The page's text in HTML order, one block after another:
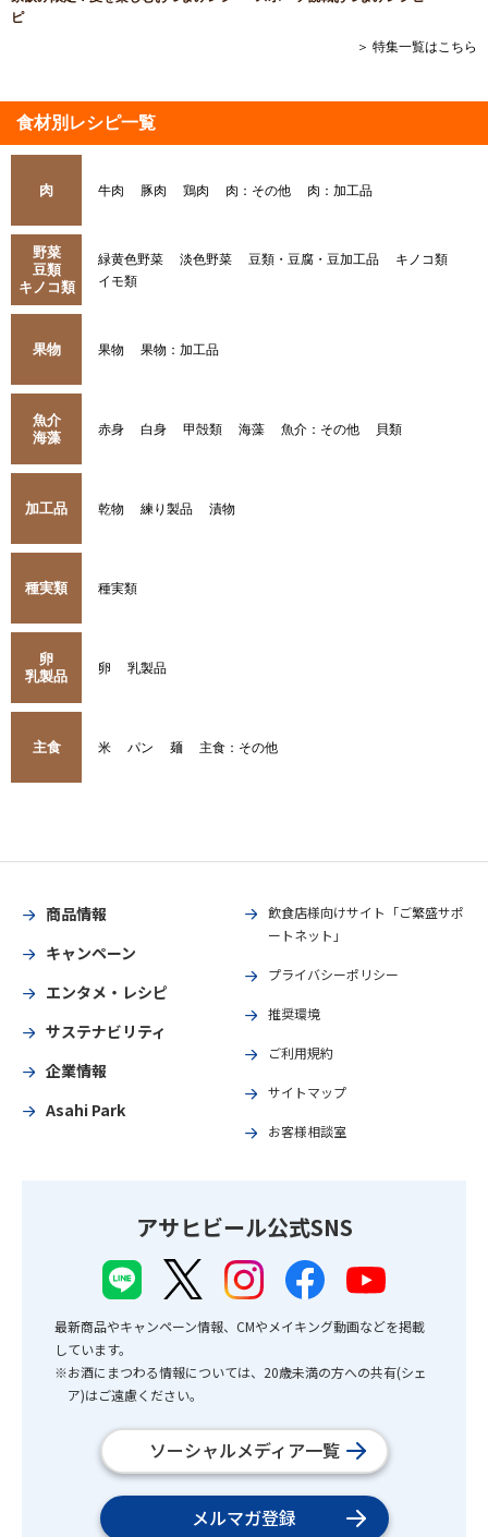
ピ
＞ 特集一覧はこちら
食材別レシピ一覧
肉 牛肉 豚肉 鶏肉 肉：その他 肉：加工品
野菜
豆類
キノコ類
緑黄色野菜 淡色野菜 豆類・豆腐・豆加工品
キノコ類
イモ類
果物 果物 果物：加工品
魚介
海藻
赤身 白身 甲殻類 海藻 魚介：その他 貝類
加工品 乾物 練り製品 漬物
種実類 種実類
卵
乳製品
卵 乳製品
主食 米 パン 麺 主食：その他
商品情報
キャンペーン
エンタメ・レシピ
サステナビリティ
企業情報
Asahi Park
飲食店様向けサイト「ご繁盛サポ
ートネット」
プライバシーポリシー
推奨環境
ご利用規約
サイトマップ
お客様相談室
アサヒビール公式SNS
最新商品やキャンペーン情報、CMやメイキング動画などを掲載
しています。
※お酒にまつわる情報については、20歳未満の方への共有(シェ
ア)はご遠慮ください。
ソーシャルメディア一覧
メルマガ登録